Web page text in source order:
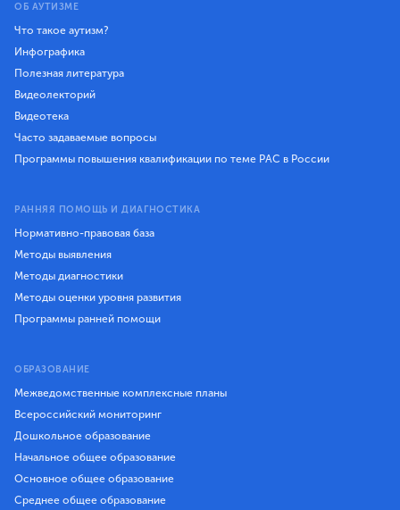
ОБ АУТИЗМЕ
Что такое аутизм?
Инфографика
Полезная литература
Видеолекторий
Видеотека
Часто задаваемые вопросы
Программы повышения квалификации по теме РАС в России
РАННЯЯ ПОМОЩЬ И ДИАГНОСТИКА
Нормативно-правовая база
Методы выявления
Методы диагностики
Методы оценки уровня развития
Программы ранней помощи
ОБРАЗОВАНИЕ
Межведомственные комплексные планы
Всероссийский мониторинг
Дошкольное образование
Начальное общее образование
Основное общее образование
Среднее общее образование